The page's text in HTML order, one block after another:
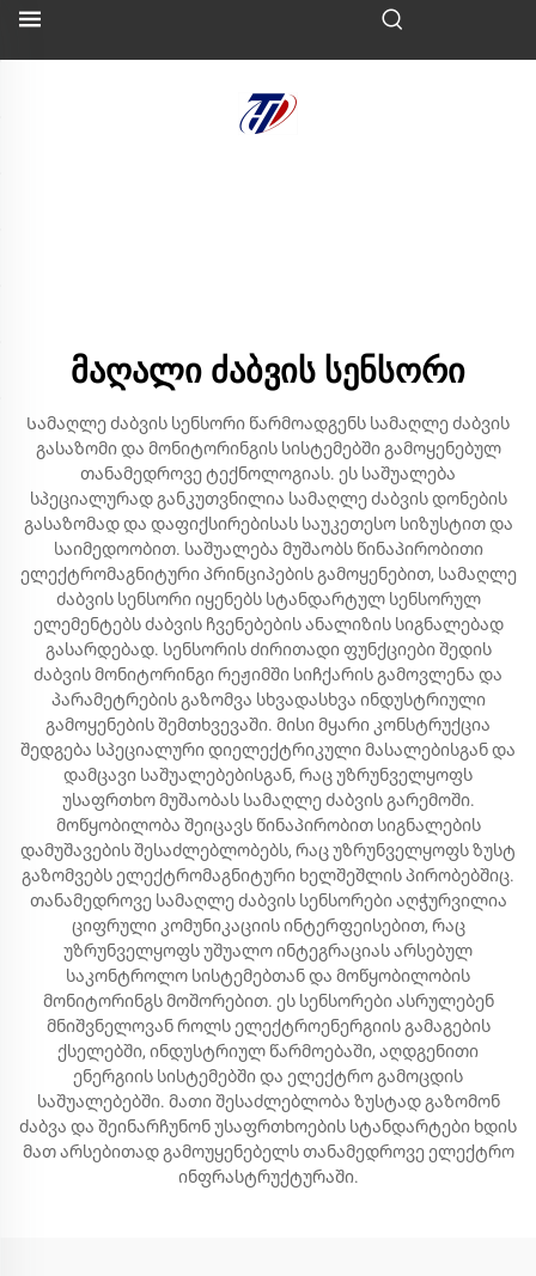
მაღალი ძაბვის სენსორი
Სამაღლე ძაბვის სენსორი წარმოადგენს სამაღლე ძაბვის
გასაზომი და მონიტორინგის სისტემებში გამოყენებულ
თანამედროვე ტექნოლოგიას. ეს საშუალება
სპეციალურად განკუთვნილია სამაღლე ძაბვის დონების
გასაზომად და დაფიქსირებისას საუკეთესო სიზუსტით და
საიმედოობით. საშუალება მუშაობს წინაპირობითი
ელექტრომაგნიტური პრინციპების გამოყენებით, სამაღლე
ძაბვის სენსორი იყენებს სტანდარტულ სენსორულ
ელემენტებს ძაბვის ჩვენებების ანალიზის სიგნალებად
გასარდებად. სენსორის ძირითადი ფუნქციები შედის
ძაბვის მონიტორინგი რეჟიმში სიჩქარის გამოვლენა და
პარამეტრების გაზომვა სხვადასხვა ინდუსტრიული
გამოყენების შემთხვევაში. მისი მყარი კონსტრუქცია
შედგება სპეციალური დიელექტრიკული მასალებისგან და
დამცავი საშუალებებისგან, რაც უზრუნველყოფს
უსაფრთხო მუშაობას სამაღლე ძაბვის გარემოში.
მოწყობილობა შეიცავს წინაპირობით სიგნალების
დამუშავების შესაძლებლობებს, რაც უზრუნველყოფს ზუსტ
გაზომვებს ელექტრომაგნიტური ხელშეშლის პირობებშიც.
თანამედროვე სამაღლე ძაბვის სენსორები აღჭურვილია
ციფრული კომუნიკაციის ინტერფეისებით, რაც
უზრუნველყოფს უშუალო ინტეგრაციას არსებულ
საკონტროლო სისტემებთან და მოწყობილობის
მონიტორინგს მოშორებით. ეს სენსორები ასრულებენ
მნიშვნელოვან როლს ელექტროენერგიის გამაგების
ქსელებში, ინდუსტრიულ წარმოებაში, აღდგენითი
ენერგიის სისტემებში და ელექტრო გამოცდის
საშუალებებში. მათი შესაძლებლობა ზუსტად გაზომონ
ძაბვა და შეინარჩუნონ უსაფრთხოების სტანდარტები ხდის
მათ არსებითად გამოუყენებელს თანამედროვე ელექტრო
ინფრასტრუქტურაში.